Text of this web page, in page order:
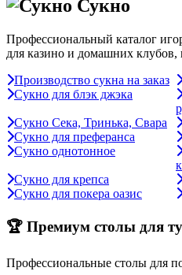
Сукно
Профессиональный каталог
для казино и домашних клубов,
Производство сукна на заказ
Сукно для блэк джэка
Сукно Сека, Тринька, Свара
Сукно для преферанса
Сукно однотонное
Сукно для крепса
Сукно для покера оазис
🏆 Премиум столы для
Профессиональные столы для